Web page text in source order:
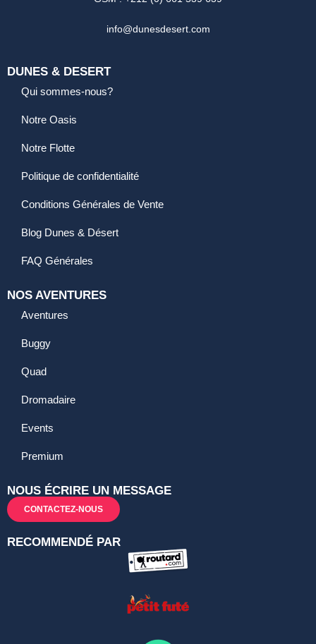
info@dunesdesert.com
DUNES & DESERT
Qui sommes-nous?
Notre Oasis
Notre Flotte
Politique de confidentialité
Conditions Générales de Vente
Blog Dunes & Désert
FAQ Générales
NOS AVENTURES
Aventures
Buggy
Quad
Dromadaire
Events
Premium
NOUS ÉCRIRE UN MESSAGE
CONTACTEZ-NOUS
RECOMMENDÉ PAR